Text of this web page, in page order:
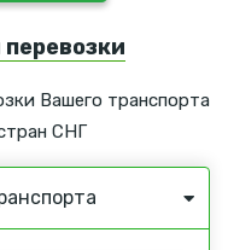
Вашего транспорта
СНГ